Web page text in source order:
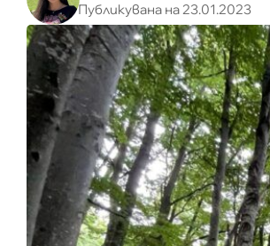
Публикувана на 23.01.2023